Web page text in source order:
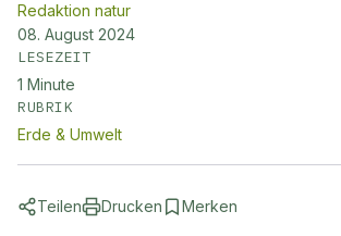
Redaktion natur
08. August 2024
LESEZEIT
1 Minute
RUBRIK
Erde & Umwelt
Teilen Drucken Merken